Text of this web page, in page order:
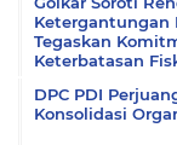
Ketergantungan
Tegaskan
Keterbatasan
DPC PDI
Konsolidasi